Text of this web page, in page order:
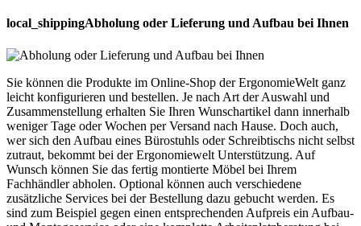
local_shippingAbholung oder Lieferung und Aufbau bei Ihnen
Sie können die Produkte im Online-Shop der ErgonomieWelt ganz
leicht konfigurieren und bestellen. Je nach Art der Auswahl und
Zusammenstellung erhalten Sie Ihren Wunschartikel dann innerhalb
weniger Tage oder Wochen per Versand nach Hause. Doch auch,
wer sich den Aufbau eines Bürostuhls oder Schreibtischs nicht selbst
zutraut, bekommt bei der Ergonomiewelt Unterstützung. Auf
Wunsch können Sie das fertig montierte Möbel bei Ihrem
Fachhändler abholen. Optional können auch verschiedene
zusätzliche Services bei der Bestellung dazu gebucht werden. Es
sind zum Beispiel gegen einen entsprechenden Aufpreis ein Aufbau-